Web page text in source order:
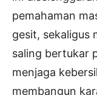
pemahaman
gesit, sekaligus
saling bertukar
menjaga
membangun